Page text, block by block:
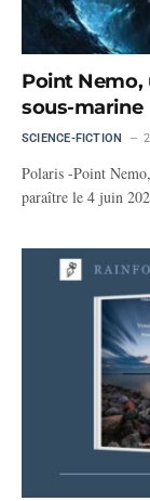
Point Nemo,
sous-marine
SCIENCE-FICTION
Polaris -Point
paraître le 4 juin